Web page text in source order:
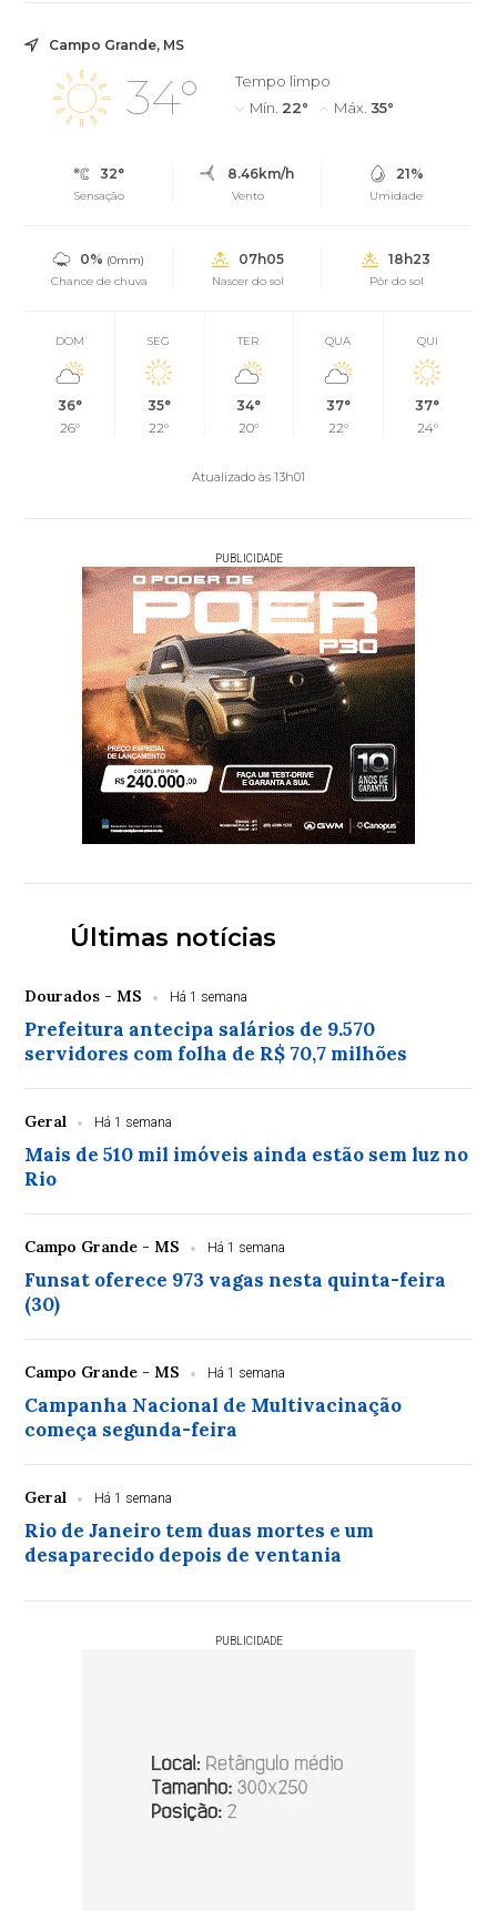
Campo Grande, MS
34°
Tempo limpo
Mín. 22° Máx. 35°
32°
Sensação
8.46km/h
Vento
21%
Umidade
0% (0mm)
Chance de chuva
07h05
Nascer do sol
18h23
Pôr do sol
DOM
36°
26°
SEG
35°
22°
TER
34°
20°
QUA
37°
22°
QUI
37°
24°
Atualizado às 13h01
PUBLICIDADE
Últimas notícias
Dourados - MS Há 1 semana
Prefeitura antecipa salários de 9.570
servidores com folha de R$ 70,7 milhões
Geral Há 1 semana
Mais de 510 mil imóveis ainda estão sem luz no
Rio
Campo Grande - MS Há 1 semana
Funsat oferece 973 vagas nesta quinta-feira
(30)
Campo Grande - MS Há 1 semana
Campanha Nacional de Multivacinação
começa segunda-feira
Geral Há 1 semana
Rio de Janeiro tem duas mortes e um
desaparecido depois de ventania
PUBLICIDADE